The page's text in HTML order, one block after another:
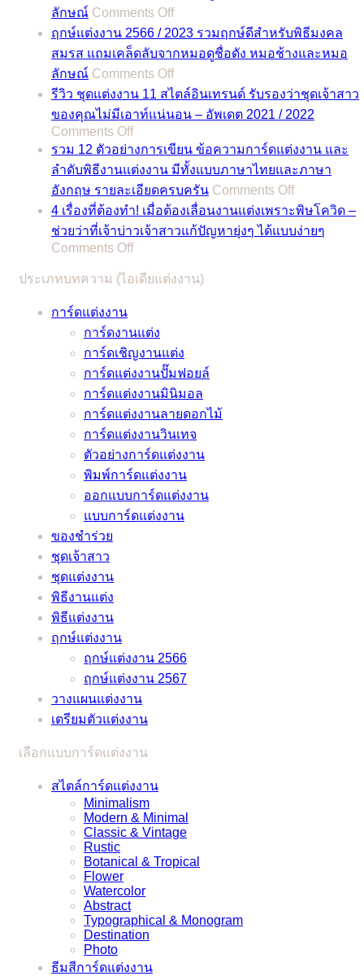
ลักษณ์ Comments Offon
ฤกษ์
แต่งงาน
2567
2024
รวม
ดี
สำหรับ
พิธี
มงคล
สมรส
เคล็ด
ชื่อ
ดัง
หมอ
ช้าง
และ
หมอ
ลักษณ์
ฤกษ์แต่งงาน 2566 / 2023 รวมฤกษ์ดีสำหรับพิธีมงคล
สมรส แถมเคล็ดลับจากหมอดูชื่อดัง หมอช้างและหมอ
ลักษณ์ Comments Offon
ฤกษ์
แต่งงาน
2566
/
2023
รวม
ฤกษ์
ดี
สำหรับ
มงคล
ลับ
จาก
หมอดู
ชื่อ
ดัง
หมอ
ช้าง
และ
หมอ
รีวิว ชุดแต่งงาน 11 สไตล์อินเทรนด์ รับรองว่าชุดเจ้าสาว
ของคุณไม่มีเอาท์แน่นอน – อัพเดต 2021 / 2022
Comments Offon
รีวิว
ชุด
แต่งงาน
11
สไตล์
อิน
รนด์
ไม่
มี
เอา
รวม 12 ตัวอย่างการเขียน ข้อความการ์ดแต่งงาน และ
ลำดับพิธีงานแต่งงาน มีทั้งแบบภาษาไทยและภาษา
อังกฤษ รายละเอียดครบครัน Comments Offon
รวม
12
ตัวอย่าง
4 เรื่องที่ต้องทำ! เมื่อต้องเลื่อนงานแต่งเพราะพิษโควิด –
ช่วยว่าที่เจ้าบ่าวเจ้าสาวแก้ปัญหายุ่งๆ ได้แบบง่ายๆ
Comments Offon
เรื่อง
ทำ!
เมื่อ
ต้อง
เลื่อน
งาน
แต่ง
เพราะ
พิษ
โค
วิด
สาว
แก้
ปัญหา
ยุ่งๆ
ง่ายๆ
ประเภทบทความ (ไอเดียแต่งงาน)
การ์ดแต่งงาน
การ์ดงานแต่ง
การ์ดเชิญงานแต่ง
การ์ดแต่งงานปั๊มฟอยล์
การ์ดแต่งงานมินิมอล
การ์ดแต่งงานลายดอกไม้
การ์ดแต่งงานวินเทจ
ตัวอย่างการ์ดแต่งงาน
พิมพ์การ์ดแต่งงาน
ออกแบบการ์ดแต่งงาน
แบบการ์ดแต่งงาน
ของชำร่วย
ชุดเจ้าสาว
ชุดแต่งงาน
พิธีงานแต่ง
พิธีแต่งงาน
ฤกษ์แต่งงาน
ฤกษ์แต่งงาน 2566
ฤกษ์แต่งงาน 2567
วางแผนแต่งงาน
เตรียมตัวแต่งงาน
เลือกแบบการ์ดแต่งงาน
สไตล์การ์ดแต่งงาน
Minimalism
Modern & Minimal
Classic & Vintage
Rustic
Botanical & Tropical
Flower
Watercolor
Abstract
Typographical & Monogram
Destination
Photo
ธีมสีการ์ดแต่งงาน